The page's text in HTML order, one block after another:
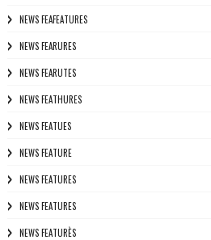
NEWS FEAFEATURES
NEWS FEARURES
NEWS FEARUTES
NEWS FEATHURES
NEWS FEATUES
NEWS FEATURE
NEWS FEATURES
NEWS FEATURES
NEWS FEATURÈS